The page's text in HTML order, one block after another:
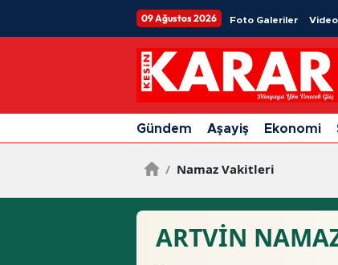
09 Ağustos 2026 Foto Galeriler
Gündem Aşayiş Ekonomi
/ Namaz Vakitleri
ARTVIN